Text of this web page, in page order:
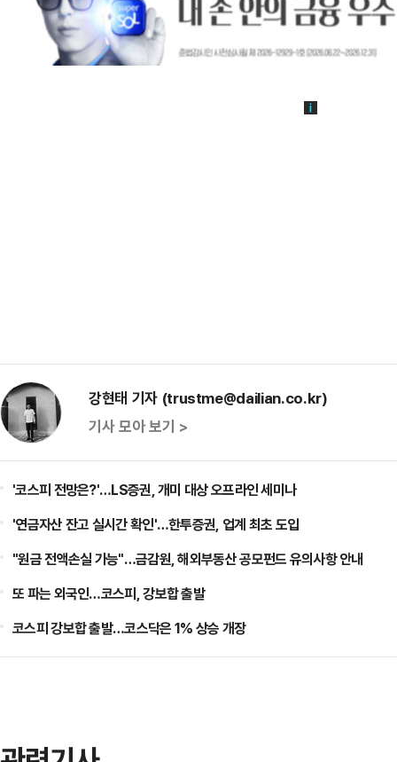
강현태 기자 (trustme@dailian.co.kr)
기사 모아 보기 >
'코스피 전망은?'…LS증권, 개미 대상 오프라인 세미나
'연금자산 잔고 실시간 확인'…한투증권, 업계 최초 도입
"원금 전액손실 가능"…금감원, 해외부동산 공모펀드 유의사항 안내
또 파는 외국인…코스피, 강보합 출발
코스피 강보합 출발…코스닥은 1% 상승 개장